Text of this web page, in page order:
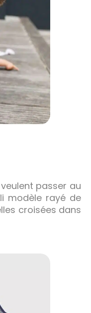
passer au
modèle rayé de
croisées dans